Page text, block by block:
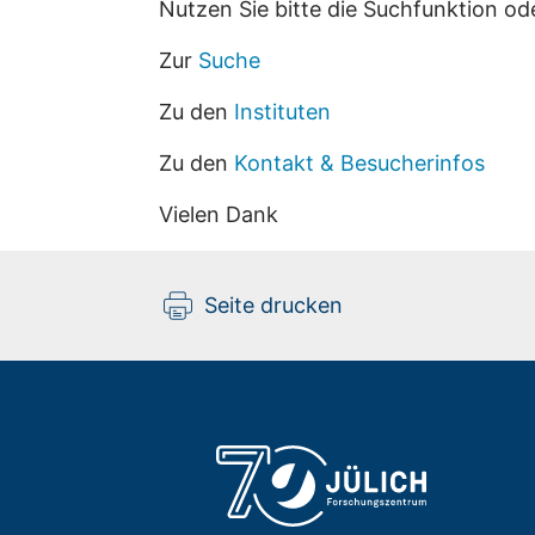
Nutzen Sie bitte die Suchfunktion
Zur Suche
Zu den Instituten
Zu den Kontakt & Besucherinfos
Vielen Dank
Seite drucken